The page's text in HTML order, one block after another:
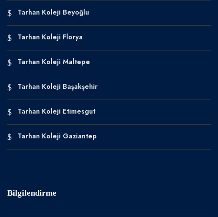
Tarhan Koleji Beyoğlu
Tarhan Koleji Florya
Tarhan Koleji Maltepe
Tarhan Koleji Başakşehir
Tarhan Koleji Etimesgut
Tarhan Koleji Gaziantep
Bilgilendirme